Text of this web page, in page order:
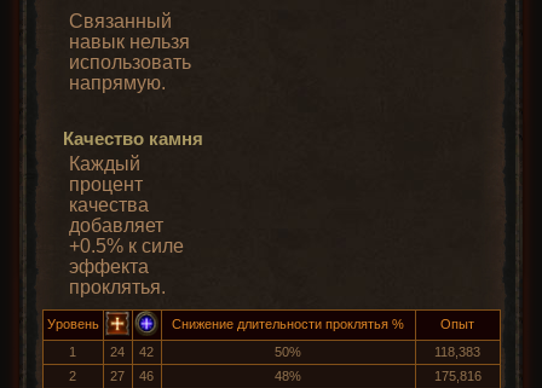
Связанный
навык нельзя
использовать
напрямую.
Качество камня
Каждый
процент
качества
добавляет
+0.5% к силе
эффекта
проклятья.
Уровень Снижение длительности проклятья %
Опыт
1
24 42 50%
118,383
2
27 46 48%
175,816